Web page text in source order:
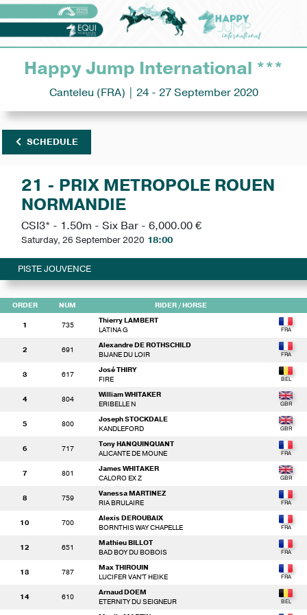
Happy Jump International ***
Canteleu (FRA) | 24 - 27 September 2020
SCHEDULE
21 - PRIX METROPOLE ROUEN
NORMANDIE
CSI3* - 1.50m - Six Bar - 6,000.00 €
Saturday, 26 September 2020 18:00
PISTE JOUVENCE
ORDER NUM RIDER / HORSE
1 735
Thierry LAMBERT
LATINA G
2 691
Alexandre DE ROTHSCHILD
BIJANE DU LOIR
3 617
José THIRY
FIRE
4 804
William WHITAKER
ERIBELLE N
5 800
Joseph STOCKDALE
KANDLEFORD
6 717
Tony HANQUINQUANT
ALICANTE DE MOUNE
7 801
James WHITAKER
CALORO EX Z
8 759
Vanessa MARTINEZ
RIA BRULAIRE
10 700
Alexis DEROUBAIX
BORNTHIS WAY CHAPELLE
12 651
Mathieu BILLOT
BAD BOY DU BOBOIS
13 787
Max THIROUIN
LUCIFER VAN'T HEIKE
14 610
Arnaud DOEM
ETERNITY DU SEIGNEUR